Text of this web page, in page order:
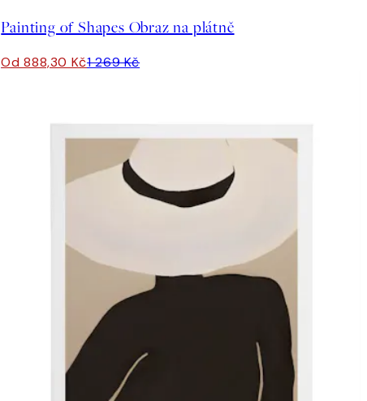
Painting of Shapes Obraz na plátně
Od 888,30 Kč1 269 Kč